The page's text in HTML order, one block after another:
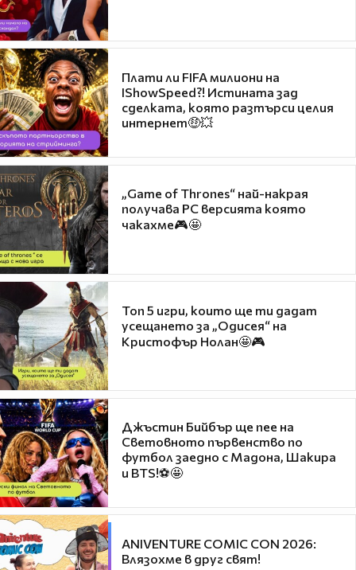
Плати ли FIFA милиони на
IShowSpeed?! Истината зад
сделката, която разтърси целия
интернет🤑💥
„Game of Thrones“ най-накрая
получава PC версията която
чакахме🎮🤩
Топ 5 игри, които ще ти дадат
усещането за „Одисея“ на
Кристофър Нолан🤩🎮
Джъстин Бийбър ще пее на
Световното първенство по
футбол заедно с Мадона, Шакира
и BTS!⚽🤩
ANIVENTURE COMIC CON 2026:
Влязохме в друг свят!